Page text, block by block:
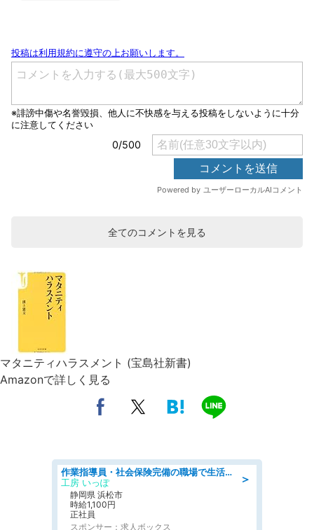
全てのコメントを見る
マタニティハラスメント (宝島社新書)
Amazonで詳しく見る
＞
作業指導員・社会保険完備の職場で生活支援員
工房 いっぽ
静岡県 浜松市
時給1,100円
正社員
スポンサー：求人ボックス